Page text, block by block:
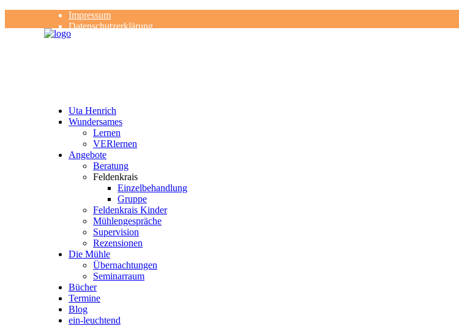
Impressum
Datenschutzerklärung
Kontakt
Uta Henrich
Wundersames
Lernen
VERlernen
Angebote
Beratung
Feldenkrais
Einzelbehandlung
Gruppe
Feldenkrais Kinder
Mühlengespräche
Supervision
Rezensionen
Die Mühle
Übernachtungen
Seminarraum
Bücher
Termine
Blog
ein-leuchtend